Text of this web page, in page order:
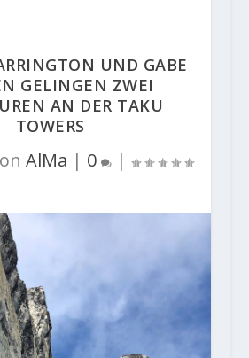
UND GABE
GELINGEN ZWEI
AN DER TAKU
TOWERS
AlMa | 0 |